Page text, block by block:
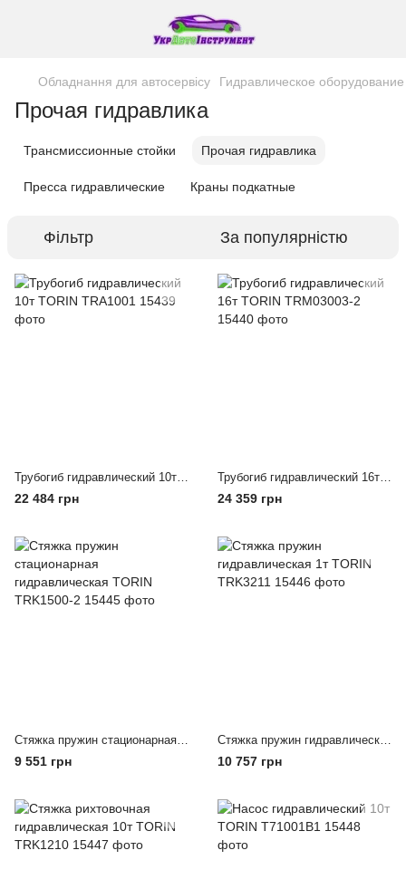
Обладнання для автосервісу Гидравлическое оборудование
Прочая гидравлика
Трансмиссионные стойки Прочая гидравлика
Пресса гидравлические Краны подкатные
Фільтр За популярністю
Трубогиб гидравлический 10т TORIN TRA1001
22 484 грн
Трубогиб гидравлический 16т TORIN TRM03003-2
24 359 грн
Стяжка пружин стационарная гидравлическая TORIN TRK1500-2
9 551 грн
Стяжка пружин гидравлическая 1т TORIN TRK3211
10 757 грн